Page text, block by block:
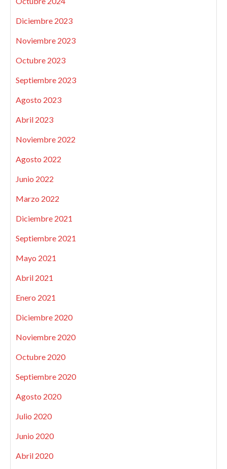
Diciembre 2023
Noviembre 2023
Octubre 2023
Septiembre 2023
Agosto 2023
Abril 2023
Noviembre 2022
Agosto 2022
Junio 2022
Marzo 2022
Diciembre 2021
Septiembre 2021
Mayo 2021
Abril 2021
Enero 2021
Diciembre 2020
Noviembre 2020
Octubre 2020
Septiembre 2020
Agosto 2020
Julio 2020
Junio 2020
Abril 2020